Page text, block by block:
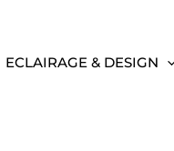
ECLAIRAGE & DESIGN